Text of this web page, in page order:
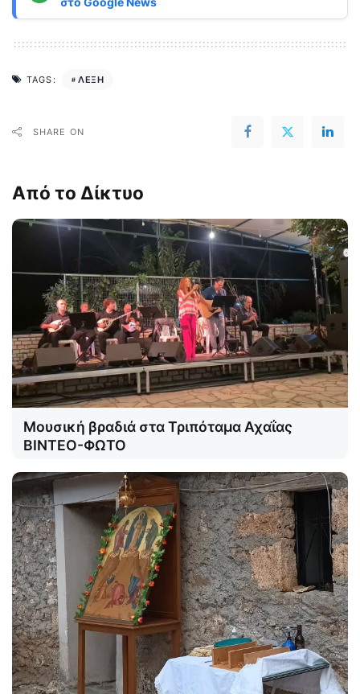
TAGS: ΛΕΞΗ
SHARE ON
Από το Δίκτυο
Μουσική βραδιά στα Τριπόταμα Αχαΐας
ΒΙΝΤΕΟ-ΦΩΤΟ